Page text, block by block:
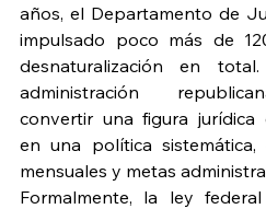
años, el Departamento de
impulsado poco más de
desnaturalización en
administración
convertir una figura jurídica
en una política sistemática,
mensuales y metas
Formalmente, la ley